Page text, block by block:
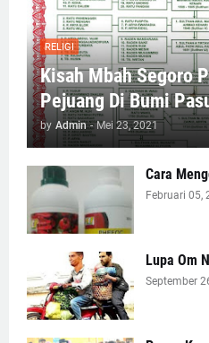
RELIGI
Kisah Mbah Segoro
Pejuang Di Bumi
by Admin - Mei 23, 2021
Cara
Februari 05,
Lupa Om
September